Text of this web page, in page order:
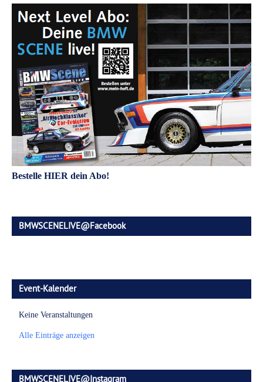
Bestelle HIER dein Abo!
BMWSCENELIVE@Facebook
Event-Kalender
Keine Veranstaltungen
Alle Einträge anzeigen
BMWSCENELIVE@Instagram